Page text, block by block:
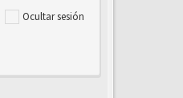
Ocultar sesión